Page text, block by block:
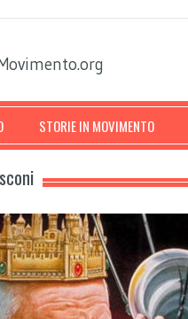
STORIE IN MOVIMENTO